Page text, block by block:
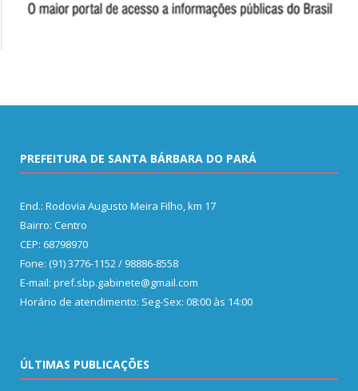
PREFEITURA DE SANTA BÁRBARA DO PARÁ
End.: Rodovia Augusto Meira Filho, km 17
Bairro: Centro
CEP: 68798970
Fone: (91) 3776-1152 / 98886-8558
E-mail: pref.sbp.gabinete@gmail.com
Horário de atendimento: Seg-Sex: 08:00 às 14:00
ÚLTIMAS PUBLICAÇÕES